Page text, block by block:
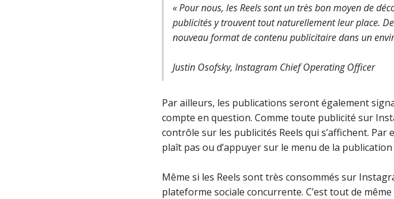
« Pour nous, les Reels sont un très bon moyen de
publicités y trouvent tout naturellement leur place.
nouveau format de contenu publicitaire dans un
Justin Osofsky, Instagram Chief Operating Officer
Par ailleurs, les publications seront également
compte en question. Comme toute publicité sur
contrôle sur les publicités Reels qui s’affichent.
plaît pas ou d’appuyer sur le menu de la
Même si les Reels sont très consommés sur
plateforme sociale concurrente. C’est tout de